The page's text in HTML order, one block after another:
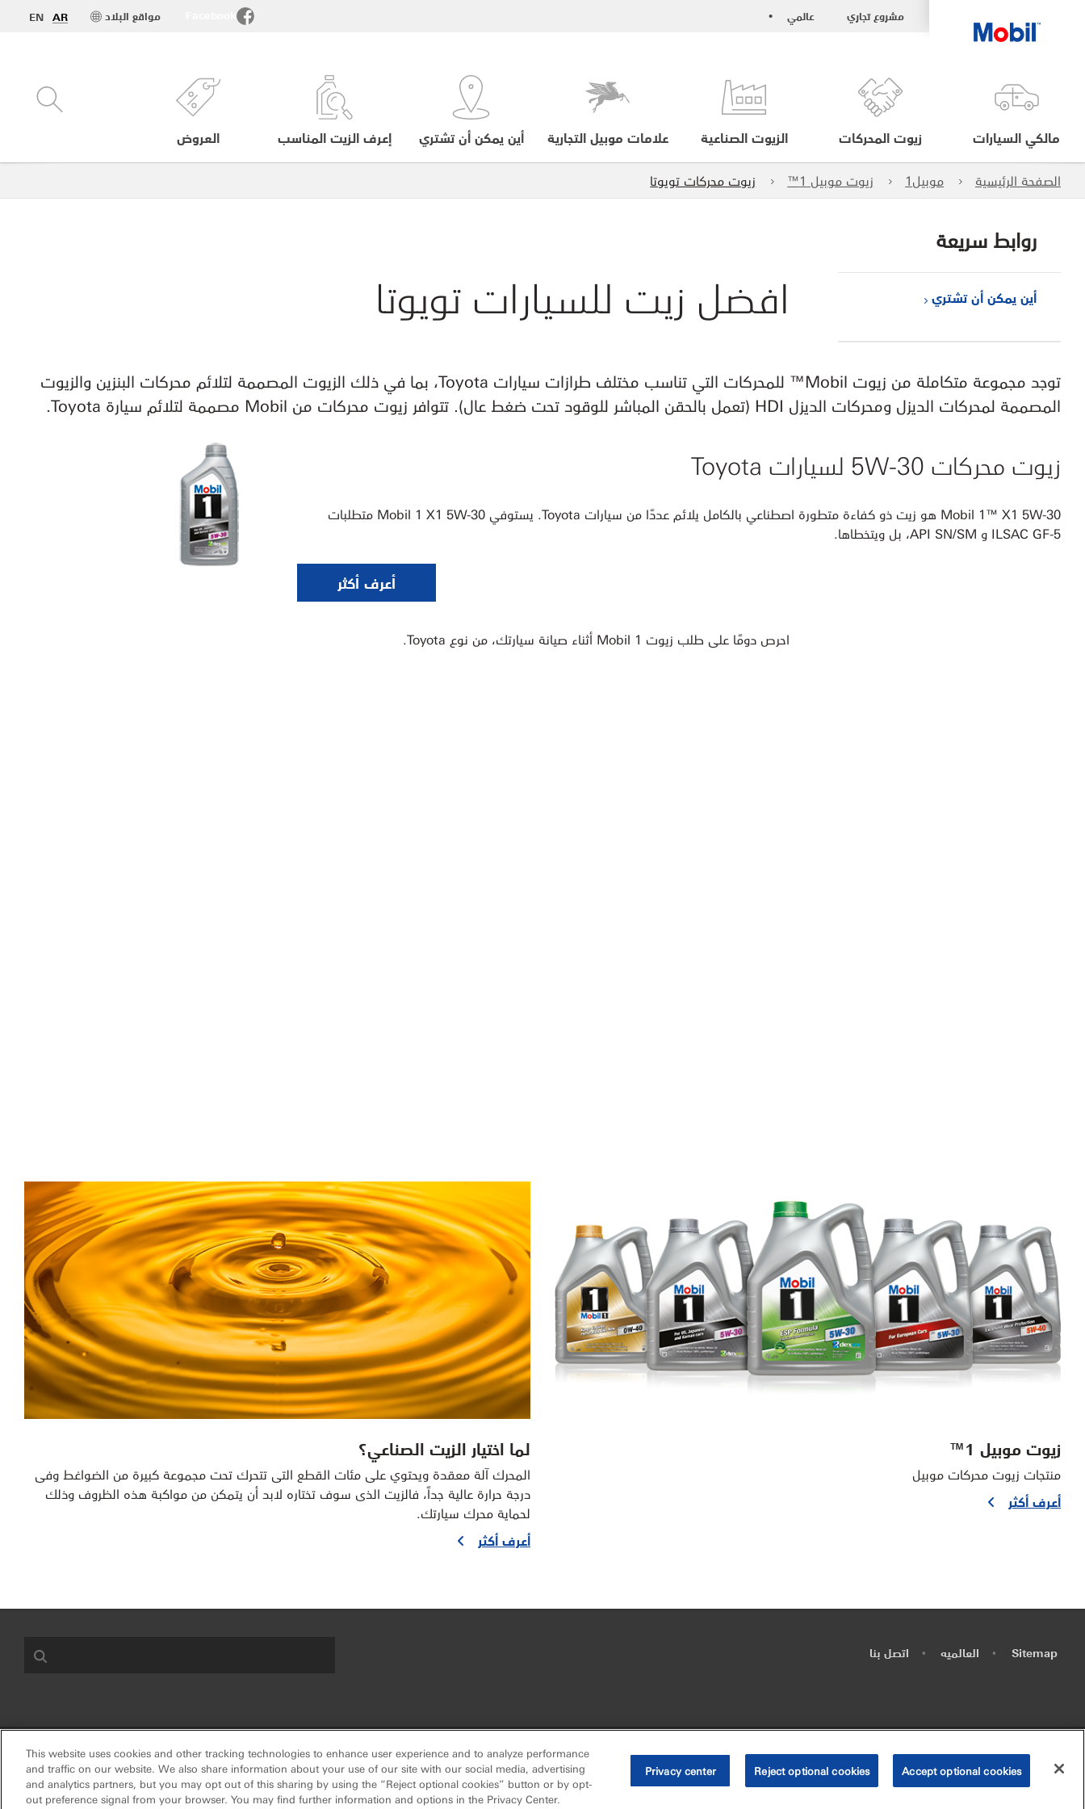
مشروع تجاري • عالمي EN AR مواقع البلاد
العروض إعرف الزيت المناسب أين يمكن أن تشتري علامات موبيل التجارية الزيوت الصناعية زيوت المحركات
مالكي السيارات
الصفحة الرئيسية
موبيل1 زيوت موبيل 1™ زيوت محركات تويوتا
افضل زيت للسيارات تويوتا
روابط سريعة
أين يمكن أن تشتري
توجد مجموعة متكاملة من زيوت Mobil™ للمحركات التي تناسب مختلف طرازات سيارات Toyota، بما في ذلك الزيوت المصممة لتلائم محركات البنزين والزيوت
المصممة لمحركات الديزل ومحركات الديزل HDI (تعمل بالحقن المباشر للوقود تحت ضغط عال). تتوافر زيوت محركات من Mobil مصممة لتلائم سيارة Toyota.
زيوت محركات 5W-30 لسيارات Toyota
Mobil 1™ X1 5W-30 هو زيت ذو كفاءة متطورة اصطناعي بالكامل يلائم عددًا من سيارات Toyota. يستوفي Mobil 1 X1 5W-30 متطلبات
ILSAC GF-5 و API SN/SM، بل ويتخطاها.
أعرف أكثر
احرص دومًا على طلب زيوت Mobil 1 أثناء صيانة سيارتك، من نوع Toyota.
زيوت موبيل 1™
منتجات زيوت محركات موبيل
أعرف أكثر
لما اختيار الزيت الصناعي؟
المحرك آلة معقدة ويحتوي على مئات القطع التى تتحرك تحت مجموعة كبيرة من الضواغط وفى
درجة حرارة عالية جداً، فالزيت الذى سوف تختاره لابد أن يتمكن من مواكبة هذه الظروف وذلك
لحماية محرك سيارتك.
أعرف أكثر
Sitemap
• العالميه • اتصل بنا
•
Privacy center (Do not sell or share my personal information)
• سياسة الخصوصية •
الأحكام والشروط
© Copyright 2003-
2026Exxon Mobil Corporation. All Rights Reserved.
This website uses cookies and other tracking technologies to enhance user experience and to analyze performance
and traffic on our website. We also share information about your use of our site with our social media, advertising
and analytics partners, but you may opt out of this sharing by using the “Reject optional cookies” button or by opt-
out preference signal from your browser. You may find further information and options in the Privacy Center.
Privacy center Reject optional cookies Accept optional cookies